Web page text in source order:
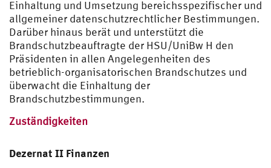
Einhaltung und Umsetzung bereichsspezifischer und
allgemeiner datenschutzrechtlicher Bestimmungen.
Darüber hinaus berät und unterstützt die
Brandschutzbeauftragte der HSU/UniBw H den
Präsidenten in allen Angelegenheiten des
betrieblich-organisatorischen Brandschutzes und
überwacht die Einhaltung der
Brandschutzbestimmungen.
Zuständigkeiten
Dezernat II Finanzen